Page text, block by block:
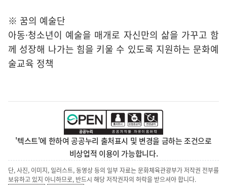
※ 꿈의 예술단
아동·청소년이 예술을 매개로 자신만의 삶을 가꾸고 함
께 성장해 나가는 힘을 키울 수 있도록 지원하는 문화예
술교육 정책
'텍스트'에 한하여 공공누리 출처표시 및 변경을 금하는 조건으로
비상업적 이용이 가능합니다.
단, 사진, 이미지, 일러스트, 동영상 등의 일부 자료는 문화체육관광부가 저작권 전부를
보유하고 있지 아니하므로, 반드시 해당 저작권자의 허락을 받으셔야 합니다.